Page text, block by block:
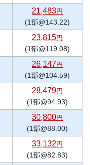
21,483円
(1部@143.22)
23,815円
(1部@119.08)
26,147円
(1部@104.59)
28,479円
(1部@94.93)
30,800円
(1部@88.00)
33,132 円
(1部@82.83)